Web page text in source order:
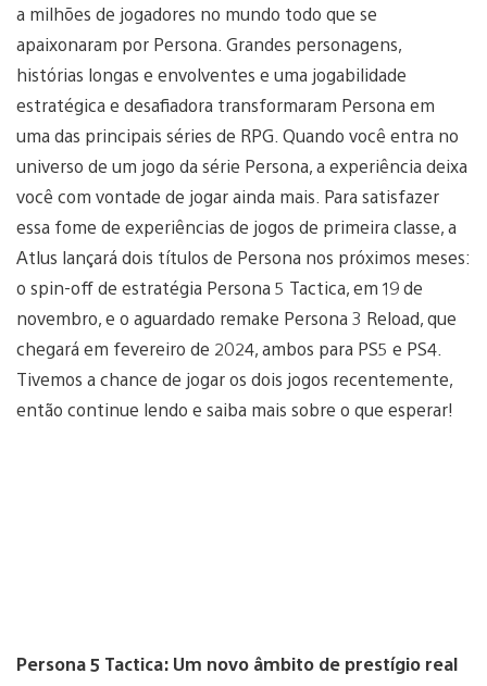
a milhões de jogadores no mundo todo que se
apaixonaram por Persona. Grandes personagens,
histórias longas e envolventes e uma jogabilidade
estratégica e desafiadora transformaram Persona em
uma das principais séries de RPG. Quando você entra no
universo de um jogo da série Persona, a experiência deixa
você com vontade de jogar ainda mais. Para satisfazer
essa fome de experiências de jogos de primeira classe, a
Atlus lançará dois títulos de Persona nos próximos meses:
o spin-off de estratégia Persona 5 Tactica, em 19 de
novembro, e o aguardado remake Persona 3 Reload, que
chegará em fevereiro de 2024, ambos para PS5 e PS4.
Tivemos a chance de jogar os dois jogos recentemente,
então continue lendo e saiba mais sobre o que esperar!
Persona 5 Tactica: Um novo âmbito de prestígio real